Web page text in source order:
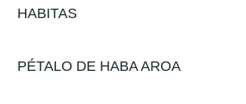
HABITAS
PÉTALO DE HABA AROA